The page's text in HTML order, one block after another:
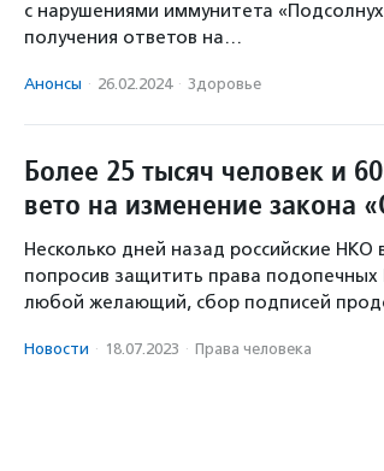
с нарушениями иммунитета
получения ответов на…
Анонсы · 26.02.2024 · Здоровье
Более 25 тысяч человек и
вето на изменение закона
Несколько дней назад российские
попросив защитить права
любой желающий, сбор подписей
Новости · 18.07.2023 · Права человека